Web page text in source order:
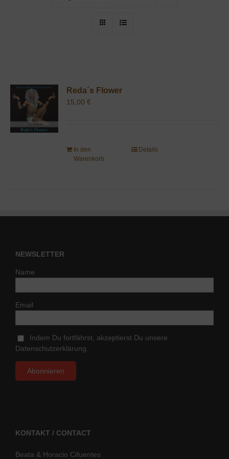
Reda´s Flower
15,00€
In den
Warenkorb
Details
NEWSLETTER
Name
Email
Indem Du fortfährst, akzeptierst Du unsere
Datenschutzerklärung.
KONTAKT / CONTACT
Beata & Horacio Cifuentes